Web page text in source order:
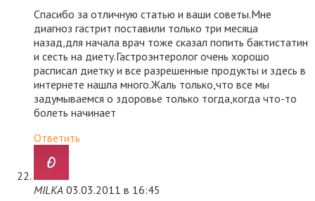
Спасибо за отличную статью и ваши советы.Мне
диагноз гастрит поставили только три месяца
назад,для начала врач тоже сказал попить бактистатин
и сесть на диету.Гастроэнтеролог очень хорошо
расписал диетку и все разрешенные продукты и здесь в
интернете нашла много.Жаль только,что все мы
задумываемся о здоровье только тогда,когда что-то
болеть начинает
Ответить
MILKA 03.03.2011 в 16:45